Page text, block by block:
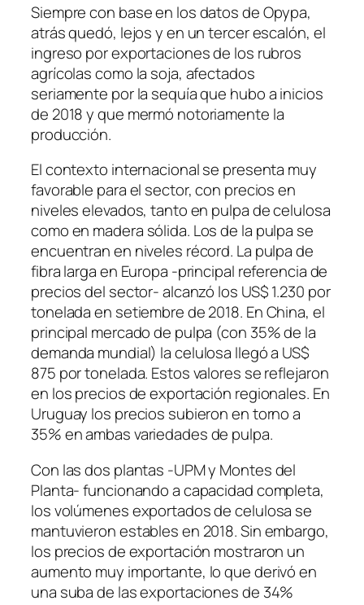
Siempre con base en los datos de Opypa,
atrás quedó, lejos y en un tercer escalón, el
ingreso por exportaciones de los rubros
agrícolas como la soja, afectados
seriamente por la sequía que hubo a inicios
de 2018 y que mermó notoriamente la
producción.
El contexto internacional se presenta muy
favorable para el sector, con precios en
niveles elevados, tanto en pulpa de celulosa
como en madera sólida. Los de la pulpa se
encuentran en niveles récord. La pulpa de
fibra larga en Europa -principal referencia de
precios del sector- alcanzó los US$ 1.230 por
tonelada en setiembre de 2018. En China, el
principal mercado de pulpa (con 35% de la
demanda mundial) la celulosa llegó a US$
875 por tonelada. Estos valores se reflejaron
en los precios de exportación regionales. En
Uruguay los precios subieron en torno a
35% en ambas variedades de pulpa.
Con las dos plantas -UPM y Montes del
Planta- funcionando a capacidad completa,
los volúmenes exportados de celulosa se
mantuvieron estables en 2018. Sin embargo,
los precios de exportación mostraron un
aumento muy importante, lo que derivó en
una suba de las exportaciones de 34%